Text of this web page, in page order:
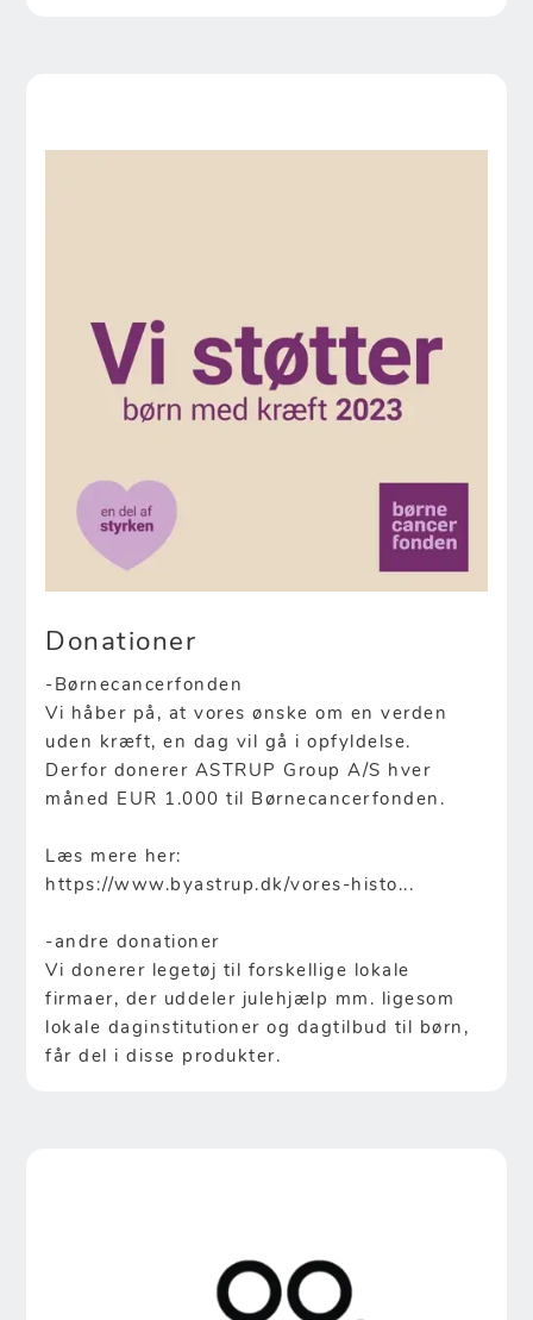
Donationer
-Børnecancerfonden
Vi håber på, at vores ønske om en verden
uden kræft, en dag vil gå i opfyldelse.
Derfor donerer ASTRUP Group A/S hver
måned EUR 1.000 til Børnecancerfonden.
Læs mere her:
https://www.byastrup.dk/vores-histo...
-andre donationer
Vi donerer legetøj til forskellige lokale
firmaer, der uddeler julehjælp mm. ligesom
lokale daginstitutioner og dagtilbud til børn,
får del i disse produkter.